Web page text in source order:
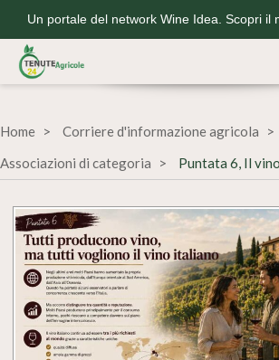
Un portale del network Wine Idea. Scopri il
Home
Corriere d'informazione agricola
Associazioni di categoria
Puntata 6, Il